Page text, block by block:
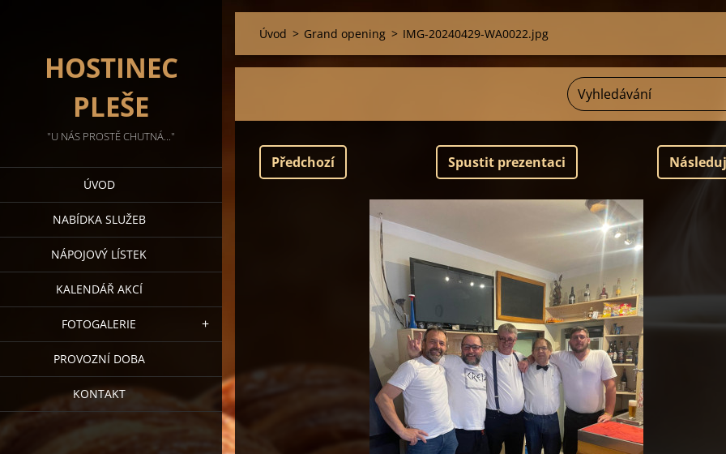
HOSTINEC
PLEŠE
"U NÁS PROSTĚ CHUTNÁ..."
ÚVOD
NABÍDKA SLUŽEB
NÁPOJOVÝ LÍSTEK
KALENDÁŘ AKCÍ
FOTOGALERIE
PROVOZNÍ DOBA
KONTAKT
Úvod > Grand opening > IMG-20240429-WA0022.jpg
Předchozí Spustit prezentaci